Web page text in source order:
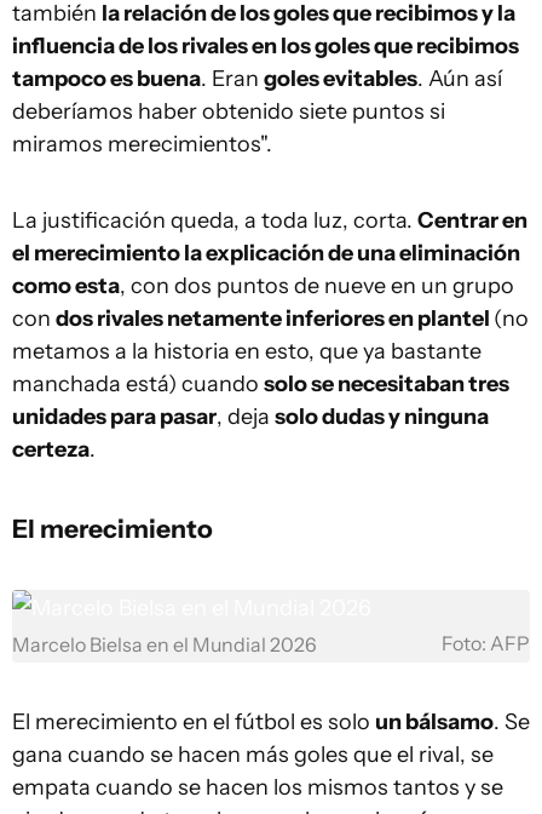
también la relación de los goles que recibimos y la
influencia de los rivales en los goles que recibimos
tampoco es buena. Eran goles evitables. Aún así
deberíamos haber obtenido siete puntos si
miramos merecimientos".
La justificación queda, a toda luz, corta. Centrar en
el merecimiento la explicación de una eliminación
como esta, con dos puntos de nueve en un grupo
con dos rivales netamente inferiores en plantel (no
metamos a la historia en esto, que ya bastante
manchada está) cuando solo se necesitaban tres
unidades para pasar, deja solo dudas y ninguna
certeza.
El merecimiento
Marcelo Bielsa en el Mundial 2026 Foto: AFP
El merecimiento en el fútbol es solo un bálsamo. Se
gana cuando se hacen más goles que el rival, se
empata cuando se hacen los mismos tantos y se